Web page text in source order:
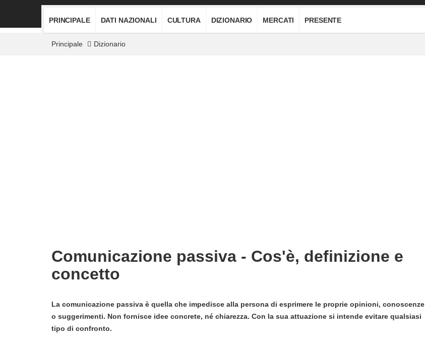
PRINCIPALE DATI NAZIONALI CULTURA DIZIONARIO MERCATI PRESENTE
Principale Dizionario
Comunicazione passiva - Cos'è, definizione e
concetto
La comunicazione passiva è quella che impedisce alla persona di esprimere le proprie opinioni, conoscenze
o suggerimenti. Non fornisce idee concrete, né chiarezza. Con la sua attuazione si intende evitare qualsiasi
tipo di confronto.